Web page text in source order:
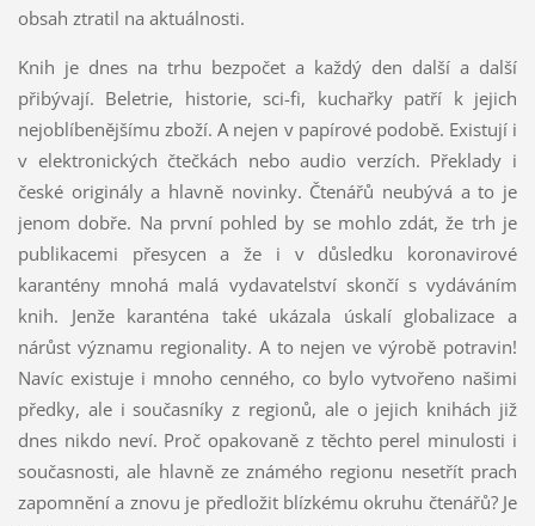
obsah ztratil na aktuálnosti.
Knih je dnes na trhu bezpočet a každý den další a další
přibývají. Beletrie, historie, sci-fi, kuchařky patří k jejich
nejoblíbenějšímu zboží. A nejen v papírové podobě. Existují i
v elektronických čtečkách nebo audio verzích. Překlady i
české originály a hlavně novinky. Čtenářů neubývá a to je
jenom dobře. Na první pohled by se mohlo zdát, že trh je
publikacemi přesycen a že i v důsledku koronavirové
karantény mnohá malá vydavatelství skončí s vydáváním
knih. Jenže karanténa také ukázala úskalí globalizace a
nárůst významu regionality. A to nejen ve výrobě potravin!
Navíc existuje i mnoho cenného, co bylo vytvořeno našimi
předky, ale i současníky z regionů, ale o jejich knihách již
dnes nikdo neví. Proč opakovaně z těchto perel minulosti i
současnosti, ale hlavně ze známého regionu nesetřít prach
zapomnění a znovu je předložit blízkému okruhu čtenářů? Je